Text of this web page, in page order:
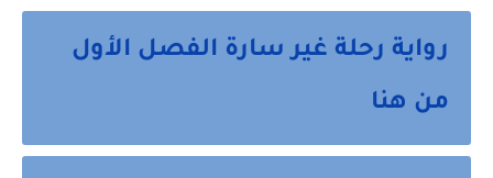
رواية رحلة غير سارة الفصل الأول
من هنا